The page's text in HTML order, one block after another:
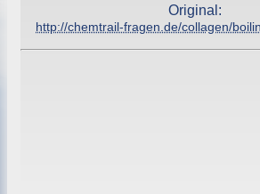
Original:
http://chemtrail-fragen.de/collagen/